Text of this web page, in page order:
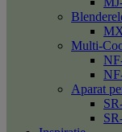
Multi-
Aparat